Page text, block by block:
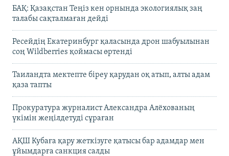
БАҚ: Қазақстан Теңіз кен орнында экологиялық заң
талабы сақталмаған дейді
Ресейдің Екатеринбург қаласында дрон шабуылынан
соң Wildberries қоймасы өртенді
Таиландта мектепте біреу қарудан оқ атып, алты адам
қаза тапты
Прокуратура журналист Александра Алёхованың
үкімін жеңілдетуді сұраған
АҚШ Кубаға қару жеткізуге қатысы бар адамдар мен
ұйымдарға санкция салды